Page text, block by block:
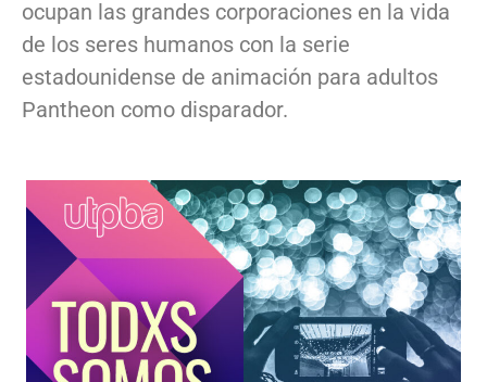
ocupan las grandes corporaciones en la vida
de los seres humanos con la serie
estadounidense de animación para adultos
Pantheon como disparador.